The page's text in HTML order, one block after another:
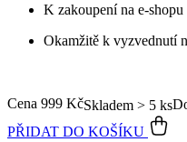
K zakoupení na e-shopu
Okamžitě k vyzvednutí
Skladem > 5 ks
Cena 999 Kč
PŘIDAT DO KOŠÍKU